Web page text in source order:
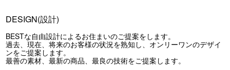
DESIGN(設計)
BESTな自由設計によるお住まいのご提案をします。
過去、現在、将来のお客様の状況を熟知し、オンリーワンのデザイ
ンをご提案します。
最善の素材、最新の商品、最良の技術をご提案します。